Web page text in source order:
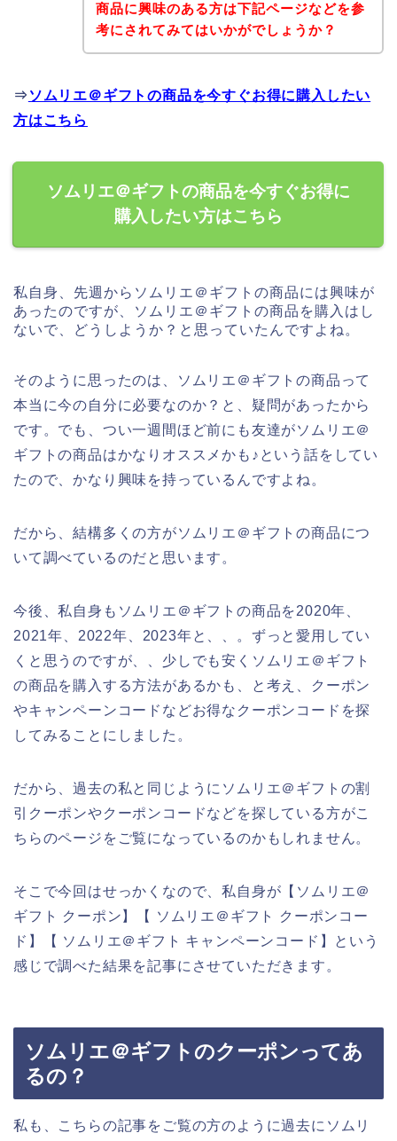
商品に興味のある方は下記ページなどを参
考にされてみてはいかがでしょうか？
⇒ ソムリエ＠ギフトの商品を今すぐお得に購入したい
方はこちら
ソムリエ＠ギフトの商品を今すぐお得に
購入したい方はこちら
私自身、先週からソムリエ＠ギフトの商品には興味が
あったのですが、ソムリエ＠ギフトの商品を購入はし
ないで、どうしようか？と思っていたんですよね。
そのように思ったのは、ソムリエ＠ギフトの商品って
本当に今の自分に必要なのか？と、疑問があったから
です。でも、つい一週間ほど前にも友達がソムリエ＠
ギフトの商品はかなりオススメかも♪という話をしてい
たので、かなり興味を持っているんですよね。
だから、結構多くの方がソムリエ＠ギフトの商品につ
いて調べているのだと思います。
今後、私自身もソムリエ＠ギフトの商品を2020年、
2021年、2022年、2023年と、、。ずっと愛用してい
くと思うのですが、、少しでも安くソムリエ＠ギフト
の商品を購入する方法があるかも、と考え、クーポン
やキャンペーンコードなどお得なクーポンコードを探
してみることにしました。
だから、過去の私と同じようにソムリエ＠ギフトの割
引クーポンやクーポンコードなどを探している方がこ
ちらのページをご覧になっているのかもしれません。
そこで今回はせっかくなので、私自身が【ソムリエ＠
ギフト クーポン】【 ソムリエ＠ギフト クーポンコー
ド】【 ソムリエ＠ギフト キャンペーンコード】という
感じで調べた結果を記事にさせていただきます。
ソムリエ＠ギフトのクーポンってあ
るの？
私も、こちらの記事をご覧の方のように過去にソムリ